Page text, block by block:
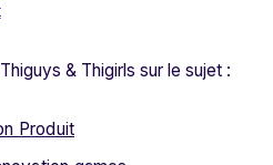
& Thigirls sur le sujet :
Produit